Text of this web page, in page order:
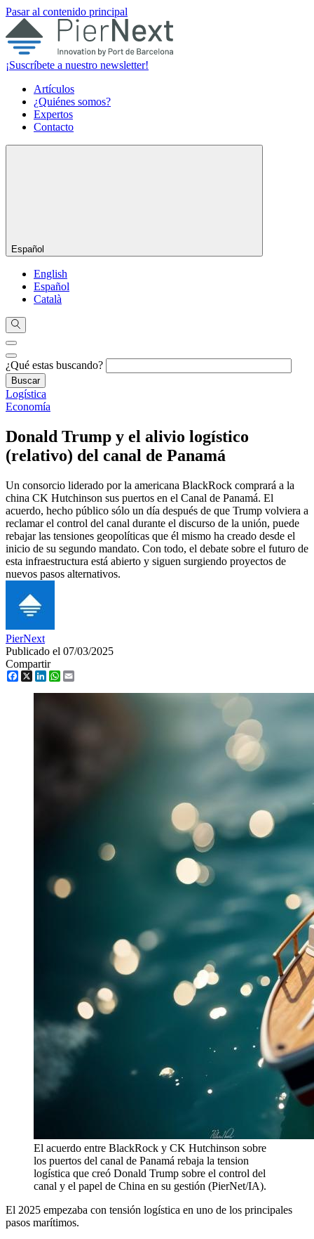
Pasar al contenido principal
¡Suscríbete a nuestro newsletter!
Artículos
¿Quiénes somos?
Expertos
Contacto
Español
English
Español
Català
¿Qué estas buscando?
Logística
Economía
Donald Trump y el alivio logístico
(relativo) del canal de Panamá
Un consorcio liderado por la americana BlackRock comprará a la
china CK Hutchinson sus puertos en el Canal de Panamá. El
acuerdo, hecho público sólo un día después de que Trump volviera a
reclamar el control del canal durante el discurso de la unión, puede
rebajar las tensiones geopolíticas que él mismo ha creado desde el
inicio de su segundo mandato. Con todo, el debate sobre el futuro de
esta infraestructura está abierto y siguen surgiendo proyectos de
nuevos pasos alternativos.
PierNext
Publicado el 07/03/2025
Compartir
Facebook
X LinkedInWhatsApp
El acuerdo entre BlackRock y CK Hutchinson sobre
los puertos del canal de Panamá rebaja la tension
logística que creó Donald Trump sobre el control del
canal y el papel de China en su gestión (PierNet/IA).
El 2025 empezaba con tensión logística en uno de los principales
pasos marítimos.